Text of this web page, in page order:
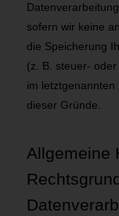
sofern wir keine
die Speicherung
(z. B. steuer-
im
dieser Gründe.
Allgemeine